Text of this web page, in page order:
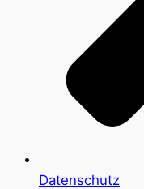
Datenschutz